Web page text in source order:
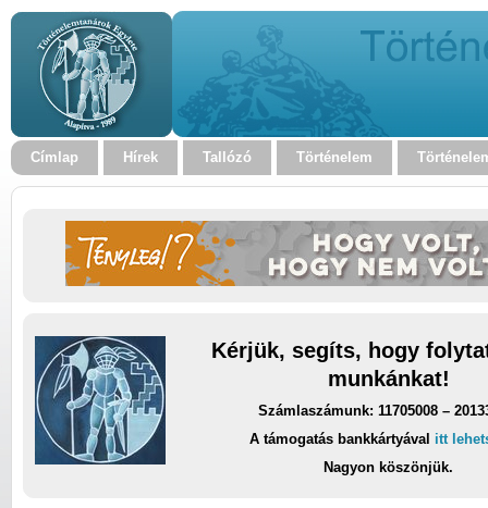
Címlap Hírek Tallózó Történelem
Kérjük, segíts, hogy
munkánkat!
Számlaszámunk: 11705008 –
A támogatás bankkártyával itt
Nagyon köszönjük.